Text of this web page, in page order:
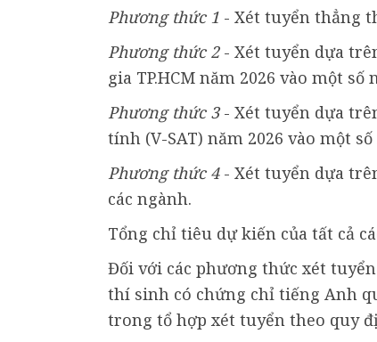
Phương thức 1 - Xét tuyển thẳng
Phương thức 2 - Xét tuyển dựa
gia TP.HCM năm 2026 vào một
Phương thức 3- Xét tuyển dựa
tính (V-SAT) năm 2026 vào một
Phương thức 4- Xét tuyển dựa
các ngành.
Tổng chỉ tiêu dự kiến của tất cả
Đối với các phương thức xét
thí sinh có chứng chỉ tiếng Anh
trong tổ hợp xét tuyển theo quy